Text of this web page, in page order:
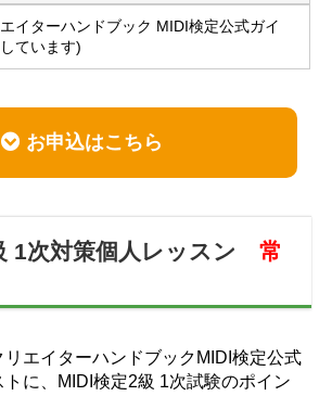
イターハンドブック MIDI検定公式ガイ
ています)
お申込はこちら
1次対策個人レッスン
常
リエイターハンドブックMIDI検定公式
トに、MIDI検定2級 1次試験のポイン